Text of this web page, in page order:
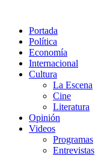
Portada
Política
Economía
Internacional
Cultura
La Escena
Cine
Literatura
Opinión
Videos
Programas
Entrevistas